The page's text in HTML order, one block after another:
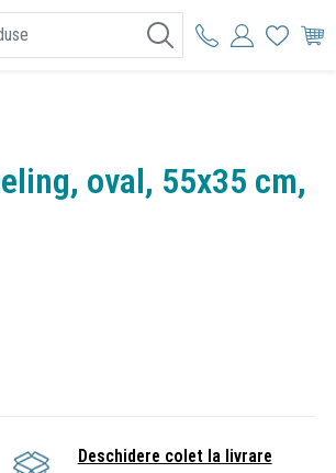
oval, 55x35 cm,
Deschidere colet la livrare